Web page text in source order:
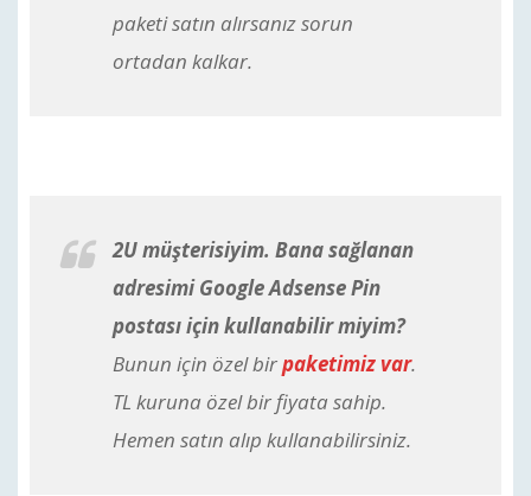
paketi satın alırsanız sorun
ortadan kalkar.
2U müşterisiyim. Bana sağlanan
adresimi Google Adsense Pin
postası için kullanabilir miyim?
Bunun için özel birpaketimiz var.
TL kuruna özel bir fiyata sahip.
Hemen satın alıp kullanabilirsiniz.